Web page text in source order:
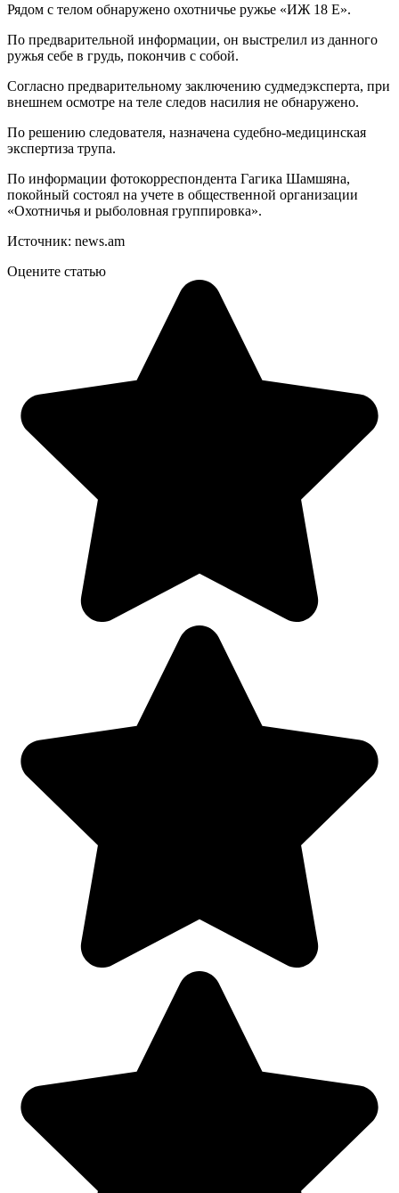
Рядом с телом обнаружено охотничье ружье «ИЖ 18 Е».
По предварительной информации, он выстрелил из данного
ружья себе в грудь, покончив с собой.
Согласно предварительному заключению судмедэксперта, при
внешнем осмотре на теле следов насилия не обнаружено.
По решению следователя, назначена судебно-медицинская
экспертиза трупа.
По информации фотокорреспондента Гагика Шамшяна,
покойный состоял на учете в общественной организации
«Охотничья и рыболовная группировка».
Источник: news.am
Оцените статью